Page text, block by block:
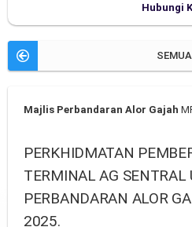
Hubungi
Majlis Perbandaran Alor Gajah
PERKHIDMATAN
TERMINAL AG
PERBANDARAN ALOR
2025.